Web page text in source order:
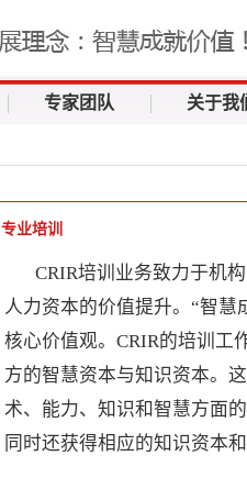
专家团队 关于我
专业培训
CRIR培训业务致力于机
人力资本的价值提升。“智慧
核心价值观。CRIR的培训工
方的智慧资本与知识资本。
术、能力、知识和智慧方面
同时还获得相应的知识资本